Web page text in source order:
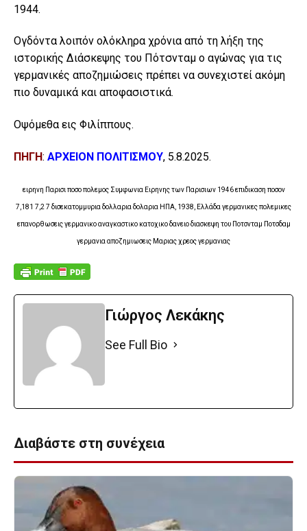
1944.
Ογδόντα λοιπόν ολόκληρα χρόνια από τη λήξη της
ιστορικής Διάσκεψης του Πότσνταμ ο αγώνας για τις
γερμανικές αποζημιώσεις πρέπει να συνεχιστεί ακόμη
πιο δυναμικά και αποφασιστικά.
Οψόμεθα εις Φιλίππους.
ΠΗΓΗ: ΑΡΧΕΙΟΝ ΠΟΛΙΤΙΣΜΟΥ, 5.8.2025.
ειρηνη Παρισι ποσο πολεμος Συμφωνια Ειρηνης των Παρισιων 1946 επιδικαση ποσον
7,181 7,2 7 δισεκατομμυρια δολλαρια δολαρια ΗΠΑ, 1938, Ελλάδα γερμανικες πολεμικες
επανορθωσεις γερμανικο αναγκαστικο κατοχικο δανειο διασκεψη του Ποτσνταμ Ποτσδαμ
γερμανια αποζημιωσεις Μαριας χρεος γερμανιας
Γιώργος Λεκάκης
See Full Bio
Διαβάστε στη συνέχεια